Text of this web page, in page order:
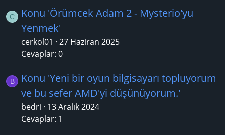
C
Konu 'Örümcek Adam 2 - Mysterio'yu
Yenmek'
cerkol01
27 Haziran 2025
Cevaplar: 0
B
Konu 'Yeni bir oyun bilgisayarı topluyorum
ve bu sefer AMD'yi düşünüyorum.'
bedri
13 Aralık 2024
Cevaplar: 1